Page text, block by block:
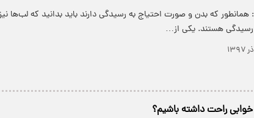
همانطور که بدن و صورت احتیاج به رسیدگی دارند باید بدانید که لب‌ها
رسیدگی هستند. یکی از…
راحت داشته باشیم؟